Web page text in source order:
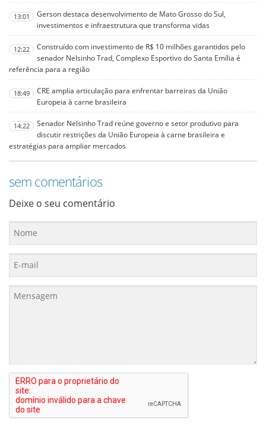
13:01
Gerson destaca desenvolvimento de Mato Grosso do Sul,
investimentos e infraestrutura que transforma vidas
12:22
Construído com investimento de R$ 10 milhões garantidos pelo
senador Nelsinho Trad, Complexo Esportivo do Santa Emília é
referência para a região
18:49
CRE amplia articulação para enfrentar barreiras da União
Europeia à carne brasileira
14:22
Senador Nelsinho Trad reúne governo e setor produtivo para
discutir restrições da União Europeia à carne brasileira e
estratégias para ampliar mercados
sem comentários
Deixe o seu comentário